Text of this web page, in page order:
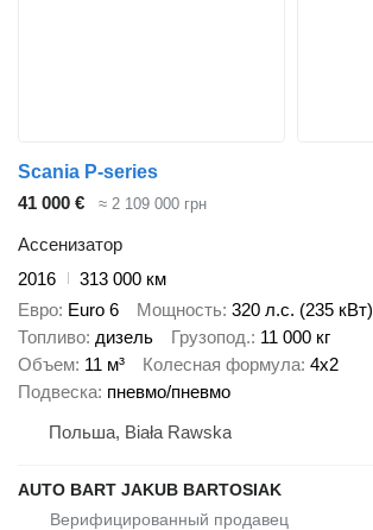
Scania P-series
41 000 €
≈ 2 109 000 грн
Ассенизатор
2016
313 000 км
Евро Euro 6 Мощность 320 л.с. (235 кВт)
Топливо дизель Грузопод. 11 000 кг
Объем 11 м³ Колесная формула 4x2
Подвеска пневмо/пневмо
Польша, Biała Rawska
AUTO BART JAKUB BARTOSIAK